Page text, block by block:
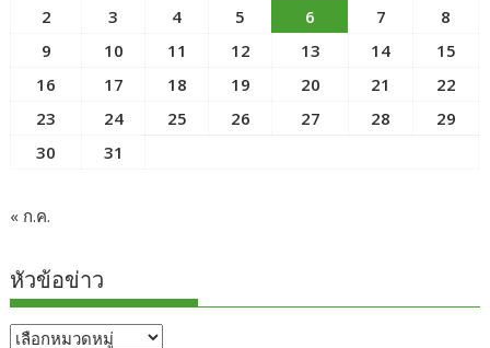
2
3 4 5 6 7
8
9
10 11 12 13 14
15
16
17 18 19 20 21
22
23
24 25 26 27 28
29
30
31
« ก.ค.
หัวข้อข่าว
หัวข้อ